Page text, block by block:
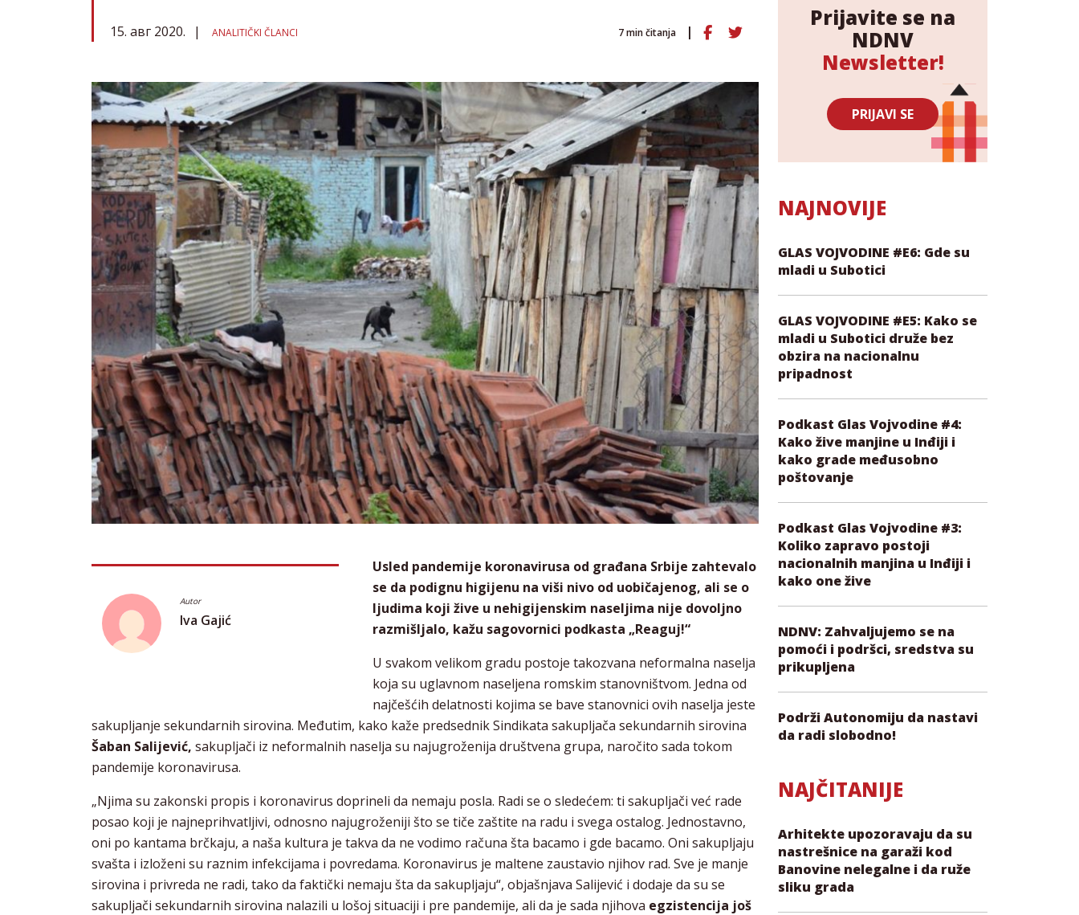
15. авг 2020. ANALITIČKI ČLANCI 7min čitanja
Autor
Iva Gajić
Usled pandemije koronavirusa od građana Srbije zahtevalo
se da podignu higijenu na viši nivo od uobičajenog, ali se o
ljudima koji žive u nehigijenskim naseljima nije dovoljno
razmišljalo, kažu sagovornici podkasta „Reaguj!“
U svakom velikom gradu postoje takozvana neformalna naselja
koja su uglavnom naseljena romskim stanovništvom. Jedna od
najčešćih delatnosti kojima se bave stanovnici ovih naselja jeste
sakupljanje sekundarnih sirovina. Međutim, kako kaže predsednik Sindikata sakupljača sekundarnih sirovina
Šaban Salijević, sakupljači iz neformalnih naselja su najugroženija društvena grupa, naročito sada tokom
pandemije koronavirusa.
„Njima su zakonski propis i koronavirus doprineli da nemaju posla. Radi se o sledećem: ti sakupljači već rade
posao koji je najneprihvatljivi, odnosno najugroženiji što se tiče zaštite na radu i svega ostalog. Jednostavno,
oni po kantama brčkaju, a naša kultura je takva da ne vodimo računa šta bacamo i gde bacamo. Oni sakupljaju
svašta i izloženi su raznim infekcijama i povredama. Koronavirus je maltene zaustavio njihov rad. Sve je manje
sirovina i privreda ne radi, tako da faktički nemaju šta da sakupljaju“, objašnjava Salijević i dodaje da su se
sakupljači sekundarnih sirovina nalazili u lošoj situaciji i pre pandemije, ali da je sada njihova egzistencija još
Prijavite se na
NDNV
Newsletter!
PRIJAVI SE
NAJNOVIJE
GLAS VOJVODINE #E6: Gde su
mladi u Subotici
GLAS VOJVODINE #E5: Kako se
mladi u Subotici druže bez
obzira na nacionalnu
pripadnost
Podkast Glas Vojvodine #4:
Kako žive manjine u Inđiji i
kako grade međusobno
poštovanje
Podkast Glas Vojvodine #3:
Koliko zapravo postoji
nacionalnih manjina u Inđiji i
kako one žive
NDNV: Zahvaljujemo se na
pomoći i podršci, sredstva su
prikupljena
Podrži Autonomiju da nastavi
da radi slobodno!
NAJČITANIJE
Arhitekte upozoravaju da su
nastrešnice na garaži kod
Banovine nelegalne i da ruže
sliku grada